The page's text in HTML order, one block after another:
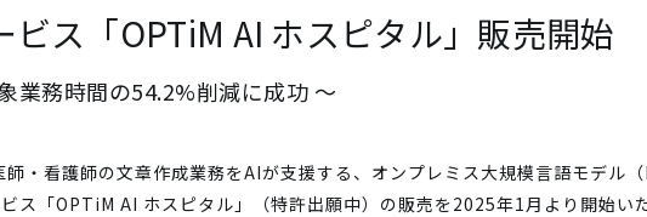
ス「OPTiM AI ホスピタル」販売開始
業務時間の54.2%削減に成功 〜
・看護師の文章作成業務をAIが支援する、オンプレミス大規模言語モデル
「OPTiM AI ホスピタル」（特許出願中）の販売を2025年1月より開始いた